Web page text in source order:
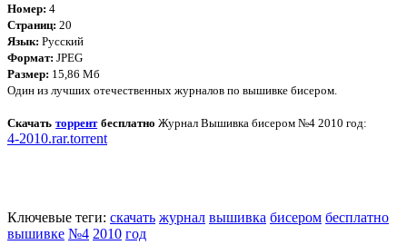
Номер: 4
Страниц: 20
Язык: Русский
Формат: JPEG
Размер: 15,86 Мб
Один из лучших отечественных журналов по вышивке бисером.
Скачатьторрентбесплатно Журнал Вышивка бисером №4 2010 год:
4-2010.rar.torrent
Ключевые теги: скачать журнал вышивка бисером бесплатно
вышивке №4 2010 год